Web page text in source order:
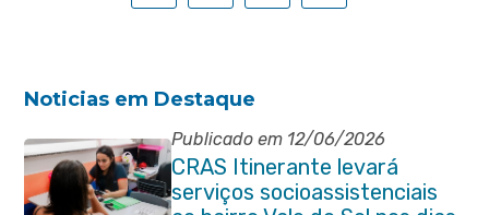
Noticias em Destaque
Publicado em 12/06/2026
CRAS Itinerante levará
serviços socioassistenciais